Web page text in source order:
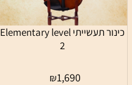
כינור תעשייתי Elementary level
2
₪1,690